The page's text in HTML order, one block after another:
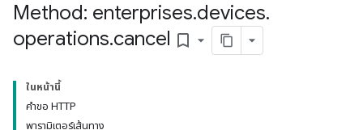
Method: enterprises.devices.
operations.cancel bookmark_border
ในหน้านี้
คำขอ HTTP
พารามิเตอร์เส้นทาง